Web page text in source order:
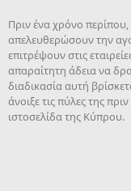
Πριν ένα χρόνο
απελευθερώσουν την
επιτρέψουν στις
απαραίτητη άδεια να
διαδικασία αυτή
άνοιξε τις πύλες της
ιστοσελίδα της Κύπρου.